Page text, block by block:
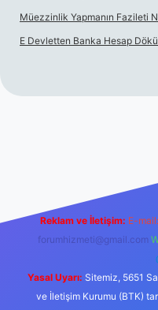
Müezzinlik Yapmanın Fazileti
E Devletten Banka Hesap
Reklam ve İletişim: E-mail:
forumhizmeti@gmail.com
Yasal Uyarı: Sitemiz, 5651
ve İletişim Kurumu (BTK)